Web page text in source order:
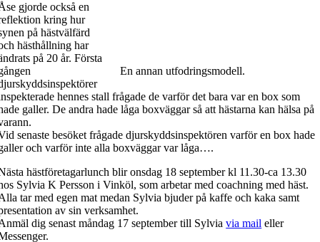
En annan utfodringsmodell.
gjorde också en
kring hur
på hästvälfärd
hästhållning har
på 20 år. Första
hennes stall frågade de varför det bara var en box som
galler. De andra hade låga boxväggar så att hästarna kan hälsa på
senaste besöket frågade djurskyddsinspektören varför en box hade
och varför inte alla boxväggar var låga….
hästföretagarlunch blir onsdag 18 september kl 11.30-ca 13.30
Sylvia K Persson i Vinköl, som arbetar med coachning med häst.
tar med egen mat medan Sylvia bjuder på kaffe och kaka samt
av sin verksamhet.
dig senast måndag 17 september till Sylviavia mail eller